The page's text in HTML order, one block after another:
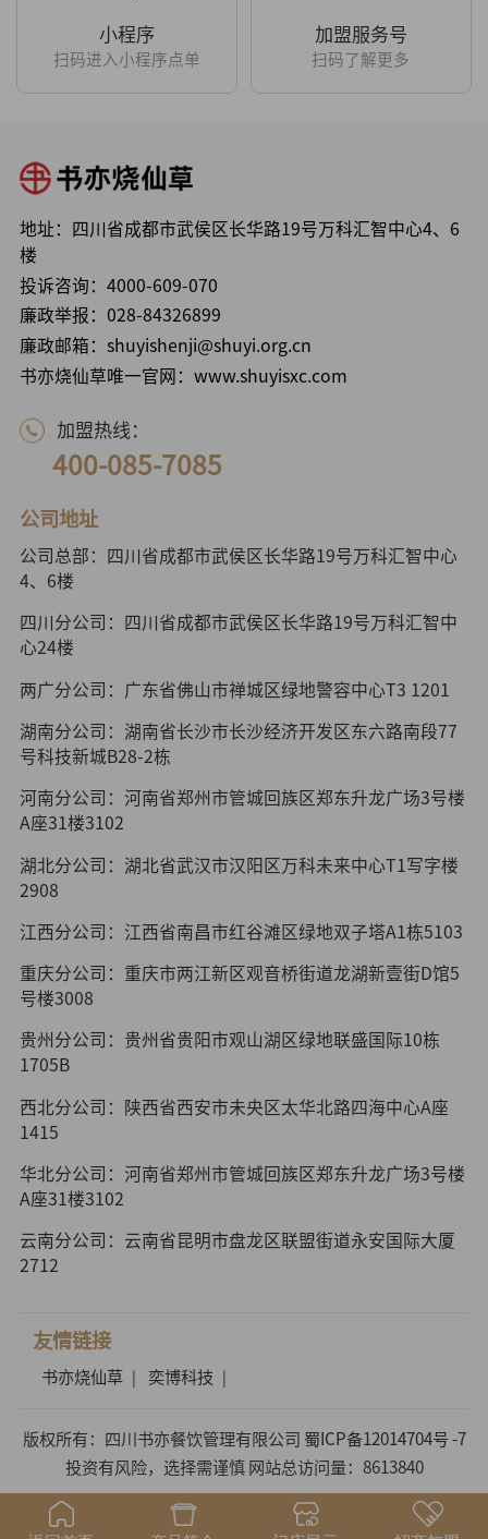
小程序
扫码进入小程序点单
加盟服务号
扫码了解更多
地址：四川省成都市武侯区长华路19号万科汇智中心4、6
楼
投诉咨询： 4000-609-070
廉政举报： 028-84326899
廉政邮箱：shuyishenji@shuyi.org.cn
书亦烧仙草唯一官网：www.shuyisxc.com
加盟热线：
400-085-7085
公司地址
公司总部：四川省成都市武侯区长华路19号万科汇智中心
4、6楼
四川分公司：四川省成都市武侯区长华路19号万科汇智中
心24楼
两广分公司：广东省佛山市禅城区绿地警容中心T3 1201
湖南分公司：湖南省长沙市长沙经济开发区东六路南段77
号科技新城B28-2栋
河南分公司：河南省郑州市管城回族区郑东升龙广场3号楼
A座31楼3102
湖北分公司：湖北省武汉市汉阳区万科未来中心T1写字楼
2908
江西分公司：江西省南昌市红谷滩区绿地双子塔A1栋5103
重庆分公司：重庆市两江新区观音桥街道龙湖新壹街D馆5
号楼3008
贵州分公司：贵州省贵阳市观山湖区绿地联盛国际10栋
1705B
西北分公司：陕西省西安市未央区太华北路四海中心A座
1415
华北分公司：河南省郑州市管城回族区郑东升龙广场3号楼
A座31楼3102
云南分公司：云南省昆明市盘龙区联盟街道永安国际大厦
2712
友情链接
书亦烧仙草 奕博科技
版权所有：四川书亦餐饮管理有限公司 蜀ICP备12014704号 -7
投资有风险，选择需谨慎 网站总访问量：8613840